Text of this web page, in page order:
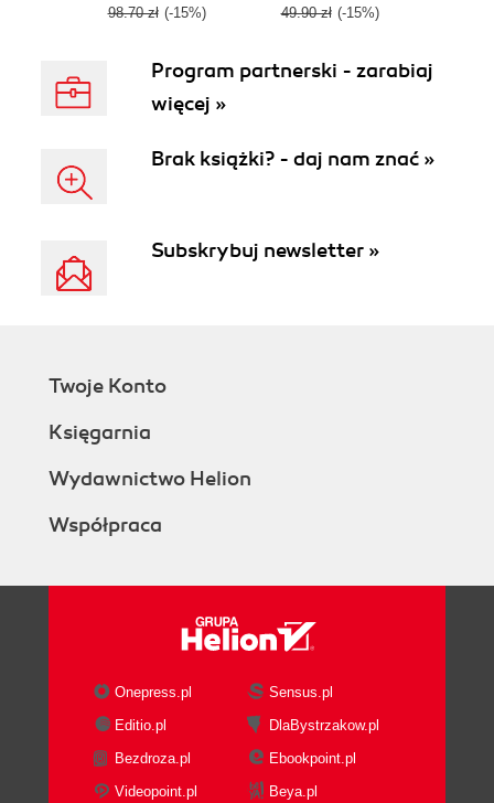
98.70 zł (-15%) 49.90 zł (-15%)
Program partnerski - zarabiaj
więcej »
Brak książki? - daj nam znać »
Subskrybuj newsletter »
Twoje Konto
Księgarnia
Wydawnictwo Helion
Współpraca
Onepress.pl
Sensus.pl
Editio.pl
DlaBystrzakow.pl
Bezdroza.pl
Ebookpoint.pl
Videopoint.pl
Beya.pl